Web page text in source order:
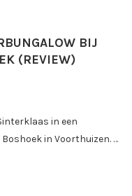
BIJ
(REVIEW)
in een
in Voorthuizen. …